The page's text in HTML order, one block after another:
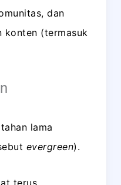
dan
konten (termasuk
lama
evergreen).
terus